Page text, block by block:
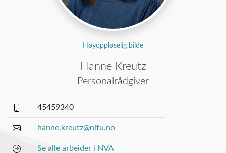
Høyoppløselig bilde
Hanne Kreutz
Personalrådgiver
45459340
hanne.kreutz@nifu.no
Se alle arbeider i NVA